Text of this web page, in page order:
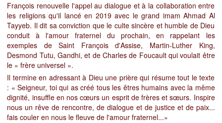
François renouvelle l'appel au dialogue et à la collaboration entre
les religions qu'il lancé en 2019 avec le grand imam Ahmad Al
Tayyeb. Il dit sa conviction que le culte sincère et humble de Dieu
conduit à l'amour fraternel du prochain, en rappelant les
exemples de Saint François d'Assise, Martin-Luther King,
Desmond Tutu, Gandhi, et de Charles de Foucault qui voulait être
le « frère universel ».
Il termine en adressant à Dieu une prière qui résume tout le texte
: « Seigneur, toi qui as créé tous les êtreshumains avec la même
dignité, insuffle en nos cœurs un esprit de frères et sœurs. Inspire
nous un rêve de rencontre, de dialogue et de justice et de paix...
fais couler en nous le fleuve de l'amour fraternel...»